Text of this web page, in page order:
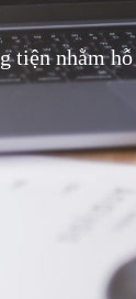
tiện nhằm